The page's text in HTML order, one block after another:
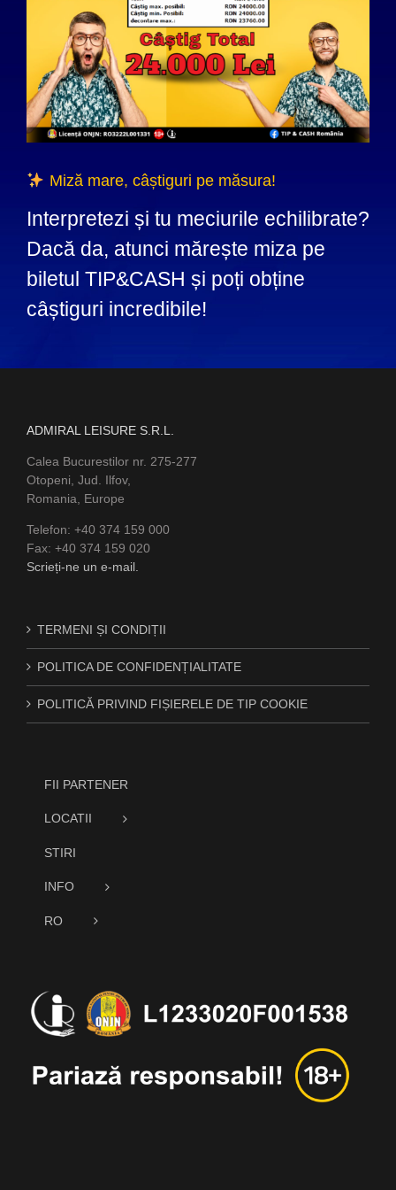
Miză mare, câștiguri pe măsura!
Interpretezi și tu meciurile echilibrate?
Dacă da, atunci mărește miza pe
biletul TIP&CASH și poți obține
câștiguri incredibile!
ADMIRAL LEISURE S.R.L.
Calea Bucurestilor nr. 275-277
Otopeni, Jud. Ilfov,
Romania, Europe
Telefon: +40 374 159 000
Fax: +40 374 159 020
Scrieți-ne un e-mail.
TERMENI ȘI CONDIȚII
POLITICA DE CONFIDENȚIALITATE
POLITICĂ PRIVIND FIȘIERELE DE TIP COOKIE
FII PARTENER
LOCATII
STIRI
INFO
RO